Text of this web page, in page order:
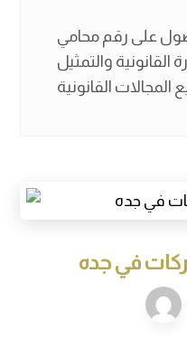
على رقم محامي
والتمثيل
في جده